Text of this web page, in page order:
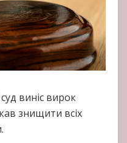
виніс вирок
знищити всіх